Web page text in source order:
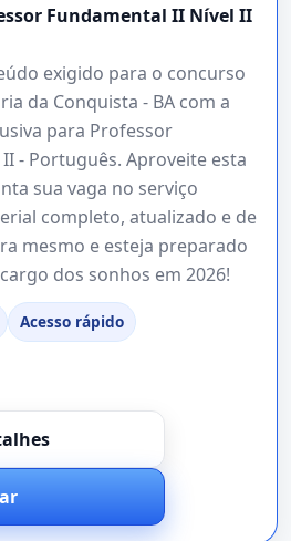
Fundamental II Nível II
exigido para o concurso
da Conquista - BA com a
para Professor
- Português. Aproveite esta
sua vaga no serviço
completo, atualizado e de
mesmo e esteja preparado
dos sonhos em 2026!
Acesso rápido